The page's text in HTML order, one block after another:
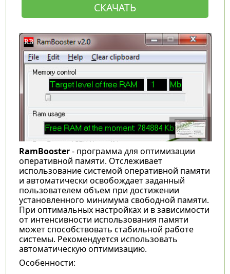
СКАЧАТЬ
RamBooster- программа для оптимизации
оперативной памяти. Отслеживает
использование системой оперативной памяти
и автоматически освобождает заданный
пользователем объем при достижении
установленного минимума свободной памяти.
При оптимальных настройках и в зависимости
от интенсивности использования памяти
может способствовать стабильной работе
системы. Рекомендуется использовать
автоматическую оптимизацию.
Особенности: